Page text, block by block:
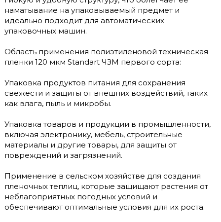
наматывание на упаковываемый предмет и
идеально подходит для автоматических
упаковочных машин.
Область применения полиэтиленовой техническая
пленки 120 мкм Standart ЧЗМ первого сорта:
Упаковка продуктов питания для сохранения
свежести и защиты от внешних воздействий, таких
как влага, пыль и микробы.
Упаковка товаров и продукции в промышленности,
включая электронику, мебель, строительные
материалы и другие товары, для защиты от
повреждений и загрязнений.
Применение в сельском хозяйстве для создания
пленочных теплиц, которые защищают растения от
неблагоприятных погодных условий и
обеспечивают оптимальные условия для их роста.